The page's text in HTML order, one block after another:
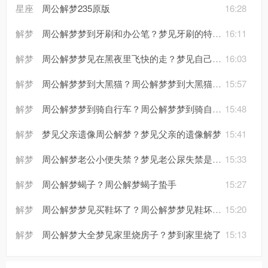
16:28
星座
周公解梦235原版
16:11
解梦
周公解梦梦到牙刷和办公笔？梦见牙刷的特别干净
16:03
解梦
周公解梦梦见在黑夜里飞快的走？梦见自己在黑夜中前行
15:57
解梦
周公解梦梦到大黑猫？周公解梦梦到大黑猫呲着尖牙
15:48
解梦
周公解梦梦到骑自行车？周公解梦梦到骑自行车路难走往下坡地方走
15:41
解梦
梦见父亲遗像周公解梦？梦见父亲的遗像解梦
15:33
解梦
周公解梦老公小便失禁？梦见老公尿失禁是什么意思?
15:27
解梦
周公解梦蝎子？周公解梦蝎子蛰手
15:20
解梦
周公解梦梦见买鞋坏了？周公解梦梦见鞋坏了怎么回事
15:13
解梦 周公解梦大全梦见家里烧房子？梦到家里烧了